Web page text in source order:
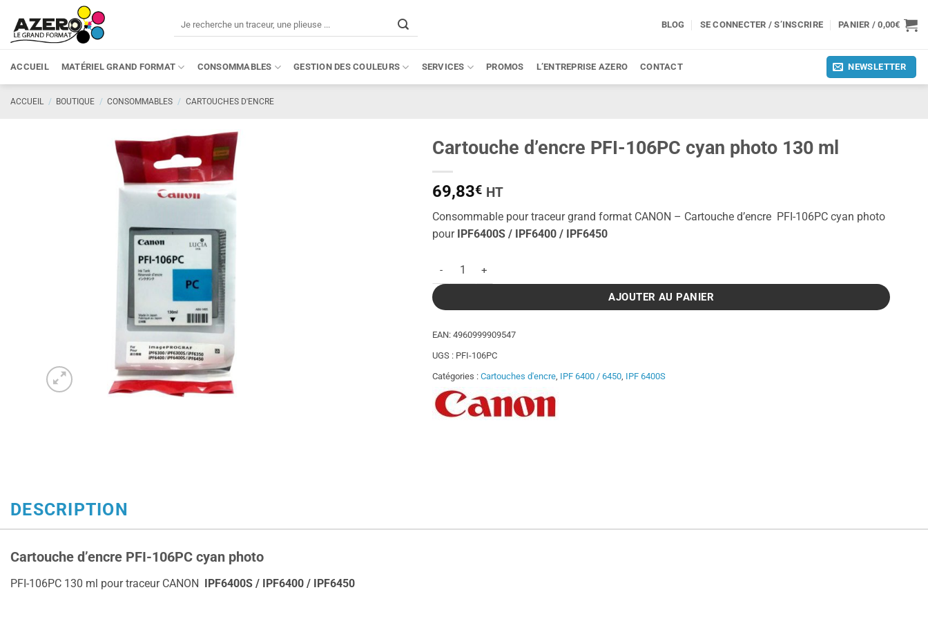
contenu
BLOG SE CONNECTER / S’INSCRIRE PANIER /0,00€
ACCUEIL MATÉRIEL GRAND FORMAT CONSOMMABLES GESTION DES COULEURS SERVICES PROMOS L’ENTREPRISE AZERO CONTACT NEWSLETTER
ACCUEIL / BOUTIQUE / CONSOMMABLES / CARTOUCHES D'ENCRE
Cartouche d’encre PFI-106PC cyan photo 130 ml
69,83€ HT
Consommable pour traceur grand format CANON – Cartouche d’encre PFI-106PC cyan photo
pour IPF6400S / IPF6400 / IPF6450
quantité de Cartouche d'encre PFI-106PC cyan photo 130 ml
AJOUTER AU PANIER
EAN:4960999909547
UGS : PFI-106PC
Catégories :Cartouches d'encre IPF 6400 / 6450 IPF 6400S
DESCRIPTION
Cartouche d’encre PFI-106PC cyan photo
PFI-106PC 130 ml pour traceur CANON IPF6400S / IPF6400 / IPF6450